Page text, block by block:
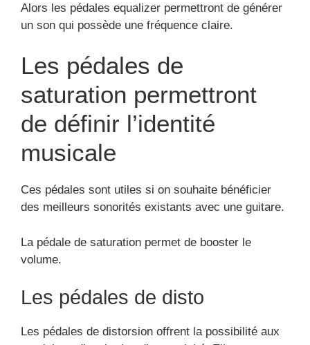
Alors les pédales equalizer permettront de générer
un son qui possède une fréquence claire.
Les pédales de
saturation permettront
de définir l’identité
musicale
Ces pédales sont utiles si on souhaite bénéficier
des meilleurs sonorités existants avec une guitare.
La pédale de saturation permet de booster le
volume.
Les pédales de disto
Les pédales de distorsion offrent la possibilité aux